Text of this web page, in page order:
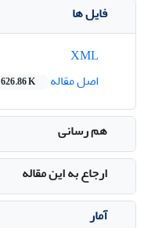
فایل ها
اصل مقاله
626.86 K
هم رسانی
ارجاع به این مقاله
آمار